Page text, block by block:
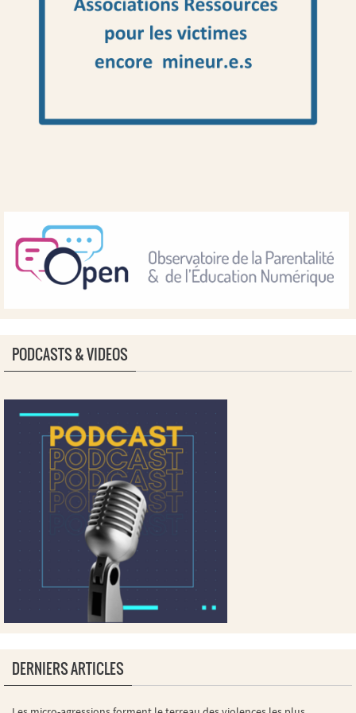
PODCASTS & VIDEOS
DERNIERS ARTICLES